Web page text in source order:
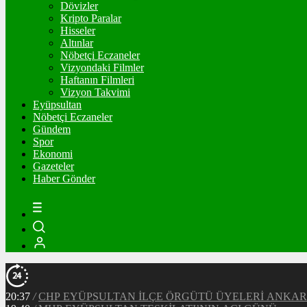
Dövizler
Kripto Paralar
Hisseler
Altınlar
Nöbetçi Eczaneler
Vizyondaki Filmler
Haftanın Filmleri
Vizyon Takvimi
Eyüpsultan
Nöbetçi Eczaneler
Gündem
Spor
Ekonomi
Gazeteler
Haber Gönder
20:37 / CHP EYÜPSULTAN İLÇE ÖRGÜTÜ ÜYELERİ